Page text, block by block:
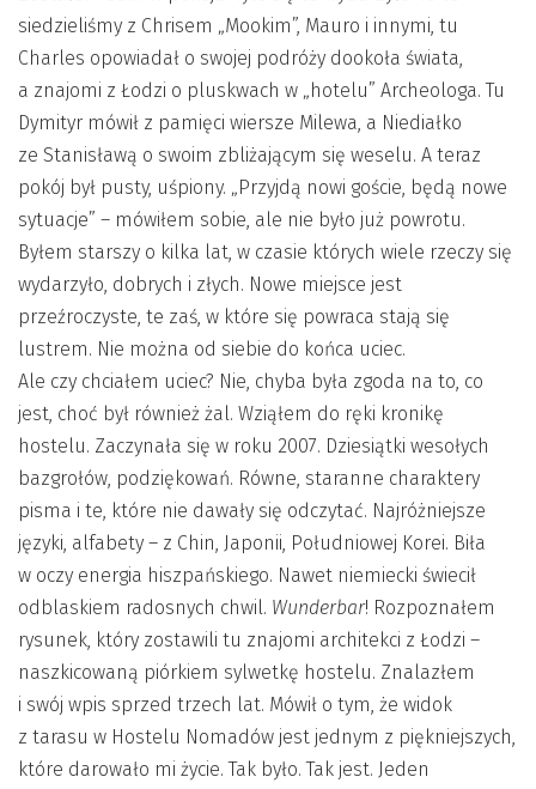
siedzieliśmy z Chrisem „Mookim”, Mauro i innymi, tu
Charles opowiadał o swojej podróży dookoła świata,
a znajomi z Łodzi o pluskwach w „hotelu” Archeologa. Tu
Dymityr mówił z pamięci wiersze Milewa, a Niediałko
ze Stanisławą o swoim zbliżającym się weselu. A teraz
pokój był pusty, uśpiony. „Przyjdą nowi goście, będą nowe
sytuacje” – mówiłem sobie, ale nie było już powrotu.
Byłem starszy o kilka lat, w czasie których wiele rzeczy się
wydarzyło, dobrych i złych. Nowe miejsce jest
przeźroczyste, te zaś, w które się powraca stają się
lustrem. Nie można od siebie do końca uciec.
Ale czy chciałem uciec? Nie, chyba była zgoda na to, co
jest, choć był również żal. Wziąłem do ręki kronikę
hostelu. Zaczynała się w roku 2007. Dziesiątki wesołych
bazgrołów, podziękowań. Równe, staranne charaktery
pisma i te, które nie dawały się odczytać. Najróżniejsze
języki, alfabety – z Chin, Japonii, Południowej Korei. Biła
w oczy energia hiszpańskiego. Nawet niemiecki świecił
odblaskiem radosnych chwil. Wunderbar! Rozpoznałem
rysunek, który zostawili tu znajomi architekci z Łodzi –
naszkicowaną piórkiem sylwetkę hostelu. Znalazłem
i swój wpis sprzed trzech lat. Mówił o tym, że widok
z tarasu w Hostelu Nomadów jest jednym z piękniejszych,
które darowało mi życie. Tak było. Tak jest. Jeden